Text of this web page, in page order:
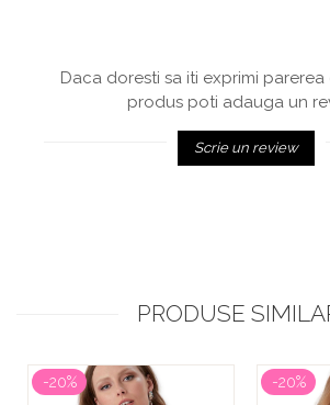
Daca doresti sa iti exprimi
produs poti adauga un
Scrie un review
PRODUSE
-20% -20%